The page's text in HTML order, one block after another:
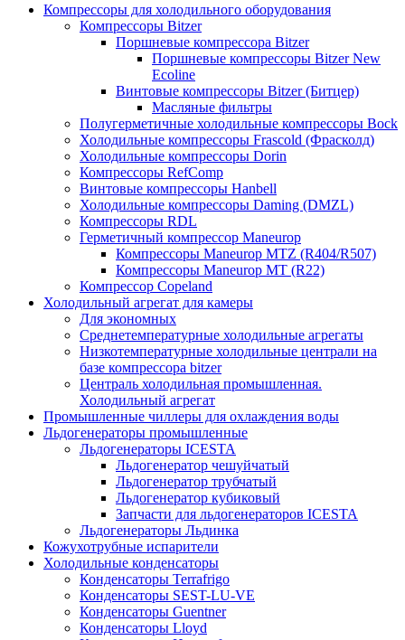
Компрессоры для холодильного оборудования
Компрессоры Bitzer
Поршневые компрессора Bitzer
Поршневые компрессоры Bitzer New
Ecoline
Винтовые компрессоры Bitzer (Битцер)
Масляные фильтры
Полугерметичные холодильные компрессоры Bock
Холодильные компрессоры Frascold (Фрасколд)
Холодильные компрессоры Dorin
Компрессоры RefComp
Винтовые компрессоры Hanbell
Холодильные компрессоры Daming (DMZL)
Компрессоры RDL
Герметичный компрессор Maneurop
Компрессоры Maneurop MTZ (R404/R507)
Компрессоры Maneurop MT (R22)
Компрессор Copeland
Холодильный агрегат для камеры
Для экономных
Среднетемпературные холодильные агрегаты
Низкотемпературные холодильные централи на
базе компрессора bitzer
Централь холодильная промышленная.
Холодильный агрегат
Промышленные чиллеры для охлаждения воды
Льдогенераторы промышленные
Льдогенераторы ICESTA
Льдогенератор чешуйчатый
Льдогенератор трубчатый
Льдогенератор кубиковый
Запчасти для льдогенераторов ICESTA
Льдогенераторы Льдинка
Кожухотрубные испарители
Холодильные конденсаторы
Конденсаторы Terrafrigo
Конденсаторы SEST-LU-VE
Конденсаторы Guentner
Конденсаторы Lloyd